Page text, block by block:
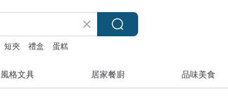
短夾 禮盒 蛋糕
風格文具 居家餐廚 品味美食